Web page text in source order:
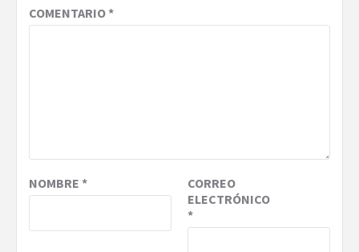
COMENTARIO*
NOMBRE *
CORREO
ELECTRÓNICO
*